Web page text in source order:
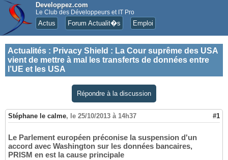
Developpez.com
Le Club des Développeurs et IT Pro
Actus Forum Actualit�s Emploi
Actualités : Privacy Shield : La Cour suprême des USA
vient de mettre à mal les transferts de données entre
l’UE et les USA
Répondre à la discussion
Stéphane le calme, le 25/10/2013 à 14h37 #1
Le Parlement européen préconise la suspension d'un
accord avec Washington sur les données bancaires,
PRISM en est la cause principale